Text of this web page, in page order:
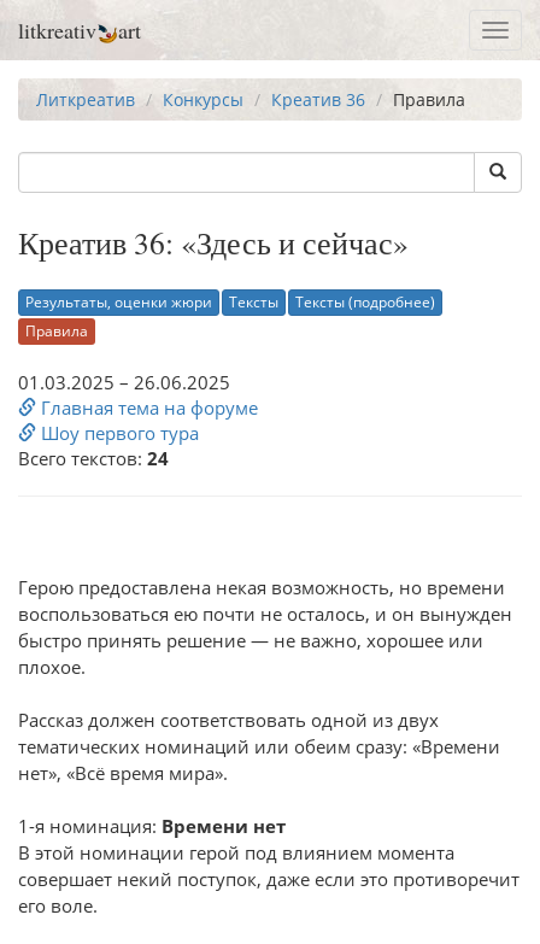
litkreativ art
Литкреатив Конкурсы Креатив 36 Правила
Креатив 36: «Здесь и сейчас»
Результаты, оценки жюри Тексты
Тексты (подробнее)
Правила
01.03.2025 – 26.06.2025
Главная тема на форуме
Шоу первого тура
Всего текстов: 24
Герою предоставлена некая возможность, но времени
воспользоваться ею почти не осталось, и он вынужден
быстро принять решение — не важно, хорошее или
плохое.
Рассказ должен соответствовать одной из двух
тематических номинаций или обеим сразу: «Времени
нет», «Всё время мира».
1-я номинация: Времени нет
В этой номинации герой под влиянием момента
совершает некий поступок, даже если это противоречит
его воле.